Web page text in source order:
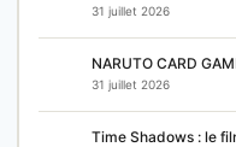
31 juillet 2026
NARUTO CARD
31 juillet 2026
Time Shadows : le